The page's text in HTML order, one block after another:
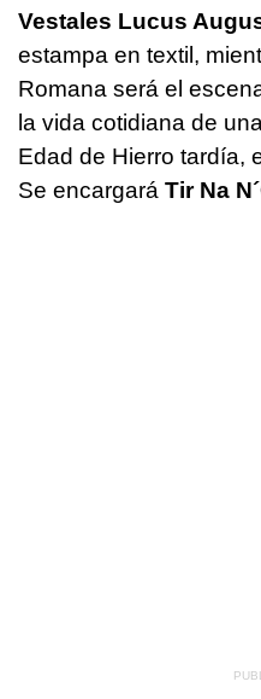
Vestales Lucus
estampa en textil,
Romana será el
la vida cotidiana de
Edad de Hierro tardía,
Se encargará Tir Na